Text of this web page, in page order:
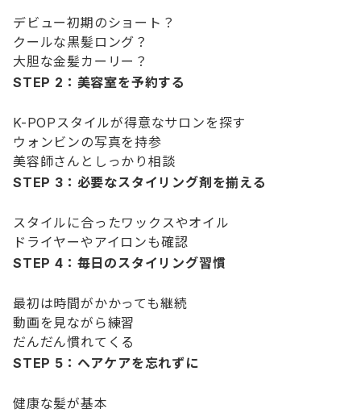
デビュー初期のショート？
クールな黒髪ロング？
大胆な金髪カーリー？
STEP 2：美容室を予約する
K-POPスタイルが得意なサロンを探す
ウォンビンの写真を持参
美容師さんとしっかり相談
STEP 3：必要なスタイリング剤を揃える
スタイルに合ったワックスやオイル
ドライヤーやアイロンも確認
STEP 4：毎日のスタイリング習慣
最初は時間がかかっても継続
動画を見ながら練習
だんだん慣れてくる
STEP 5：ヘアケアを忘れずに
健康な髪が基本